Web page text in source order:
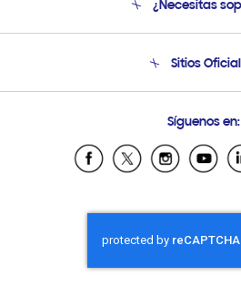
Soporte
Condiciones de
¿Necesitas
Soporte vía
Sitios
Samsung
Samsung El
Samsung
Samsung
Samsung
Síguenos en: